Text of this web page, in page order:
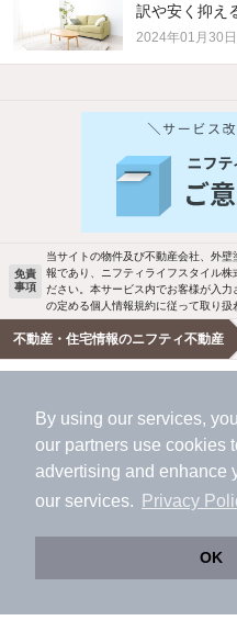
By using our services,
our partners use cookies
advertising and enhance
our services.
Privacy
OK
アプリに切り替えて、
会員登録なしですぐ使え
訳や安く抑え
2024年01月30日
他の人はこんな条件で絞り込
バス・トイレ別
駐車場あり
洗濯機置場あり
エアコンあり
コンロ2口以上
TV付インターホン
免責
事項
当サイトの物件及び不動産会社、外
報であり、ニフティライフスタイル
ださい。本サービス内でお客様が入
の定める個人情報規約に従って取り扱
不動産・住宅情報のニフティ不動産
＼Because／ ニフティ不動産
賃貸